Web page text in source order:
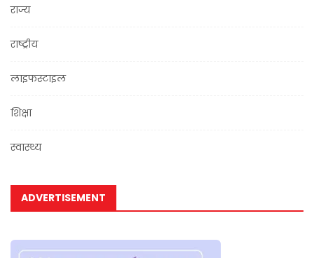
राज्य
राष्ट्रीय
लाइफस्टाइल
शिक्षा
स्वास्थ्य
ADVERTISEMENT